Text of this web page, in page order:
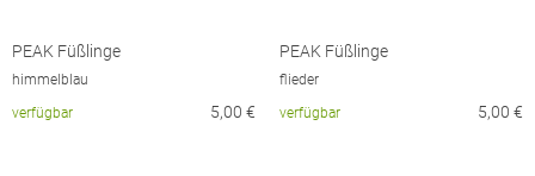
PEAK Füßlinge
himmelblau
verfügbar
5,00 €
PEAK Füßlinge
flieder
verfügbar
5,00 €